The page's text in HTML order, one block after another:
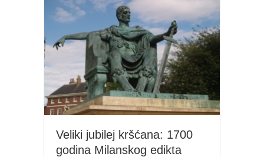
Veliki jubilej kršćana: 1700
godina Milanskog edikta